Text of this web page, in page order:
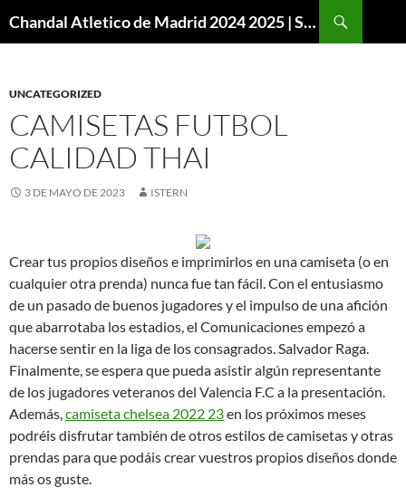
Chandal Atletico de Madrid 2024 2025 | SuperVigo
UNCATEGORIZED
CAMISETAS FUTBOL
CALIDAD THAI
3 DE MAYO DE 2023 ISTERN
Crear tus propios diseños e imprimirlos en una camiseta (o en
cualquier otra prenda) nunca fue tan fácil. Con el entusiasmo
de un pasado de buenos jugadores y el impulso de una afición
que abarrotaba los estadios, el Comunicaciones empezó a
hacerse sentir en la liga de los consagrados. Salvador Raga.
Finalmente, se espera que pueda asistir algún representante
de los jugadores veteranos del Valencia F.C a la presentación.
Además,camiseta chelsea 2022 23en los próximos meses
podréis disfrutar también de otros estilos de camisetas y otras
prendas para que podáis crear vuestros propios diseños donde
más os guste.